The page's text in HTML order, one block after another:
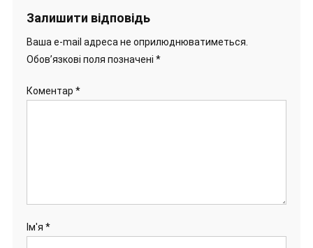
Залишити відповідь
Ваша e-mail адреса не оприлюднюватиметься.
Обов’язкові поля позначені *
Коментар *
Ім'я *